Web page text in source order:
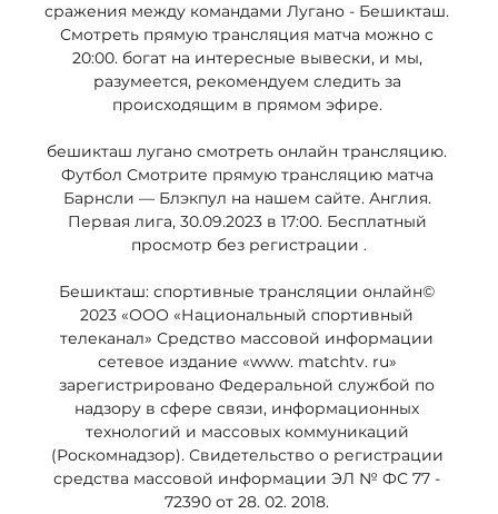
сражения между командами Лугано - Бешикташ.
Смотреть прямую трансляция матча можно с
20:00. богат на интересные вывески, и мы,
разумеется, рекомендуем следить за
происходящим в прямом эфире.
бешикташ лугано смотреть онлайн трансляцию.
Футбол Смотрите прямую трансляцию матча
Барнсли — Блэкпул на нашем сайте. Англия.
Первая лига, 30.09.2023 в 17:00. Бесплатный
просмотр без регистрации .
Бешикташ: спортивные трансляции онлайн©
2023 «ООО «Национальный спортивный
телеканал» Средство массовой информации
сетевое издание «www. matchtv. ru»
зарегистрировано Федеральной службой по
надзору в сфере связи, информационных
технологий и массовых коммуникаций
(Роскомнадзор). Свидетельство о регистрации
средства массовой информации ЭЛ № ФС 77 -
72390 от 28. 02. 2018.